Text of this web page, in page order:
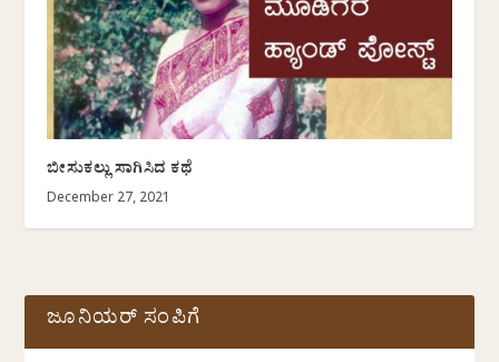
ಬೀಸುಕಲ್ಲು ಸಾಗಿಸಿದ ಕಥೆ
December 27, 2021
ಜೂನಿಯರ್ ಸಂಪಿಗೆ